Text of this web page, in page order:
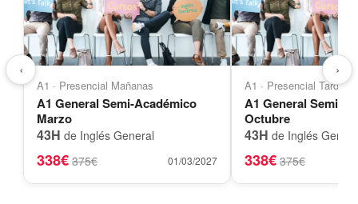
A1 · Presencial Mañanas
A1 General Semi-Académico
Marzo
43H de Inglés General
338€ 375€ 01/03/2027
A1 · Presencial Tardes
A1 General Semi-
Octubre
43H de Inglés
338€ 375€
‹ ›